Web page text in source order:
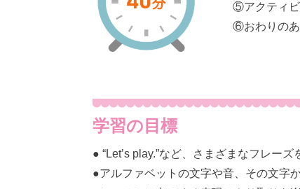
⑤アクティ
⑥おわりの
学習の目標
● “Let’s play.”など、さまざまなフレー
●アルファベットの文字や音、その文字